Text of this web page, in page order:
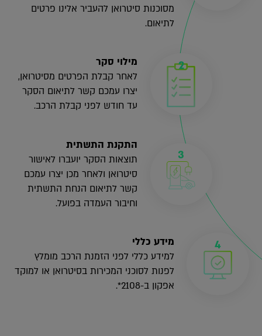
מסוכנות סיטרואן להעביר אלינו פרטים
לתיאום.
מילוי סקר
לאחר קבלת הפרטים מסיטרואן,
יצרו עמכם קשר לתיאום הסקר
עד חודש לפני קבלת הרכב.
התקנת התשתית
תוצאות הסקר יועברו לאישור
סיטרואן ולאחר מכן יצרו עמכם
קשר לתיאום הנחת התשתית
וחיבור העמדה בפועל.
מידע כללי
למידע כללי לפני הזמנת הרכב מומלץ
לפנות לסוכני המכירות בסיטרואן או למוקד
אפקון ב-2108*.